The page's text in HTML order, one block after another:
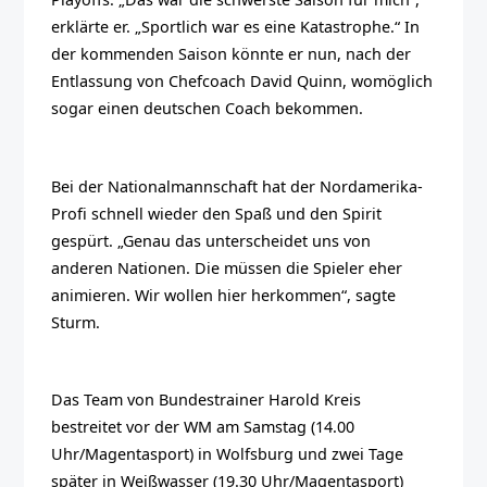
erklärte er. „Sportlich war es eine Katastrophe.“ In
der kommenden Saison könnte er nun, nach der
Entlassung von Chefcoach David Quinn, womöglich
sogar einen deutschen Coach bekommen.
Bei der Nationalmannschaft hat der Nordamerika-
Profi schnell wieder den Spaß und den Spirit
gespürt. „Genau das unterscheidet uns von
anderen Nationen. Die müssen die Spieler eher
animieren. Wir wollen hier herkommen“, sagte
Sturm.
Das Team von Bundestrainer Harold Kreis
bestreitet vor der WM am Samstag (14.00
Uhr/Magentasport) in Wolfsburg und zwei Tage
später in Weißwasser (19.30 Uhr/Magentasport)